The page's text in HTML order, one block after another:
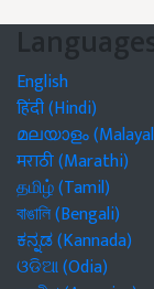
English
हिंदी (Hindi)
മലയാളം
मराठी (Marathi)
தமிழ் (Tamil)
বাঙালি (Bengali)
ಕನ್ನಡ (Kannada)
ଓଡିଆ (Odia)